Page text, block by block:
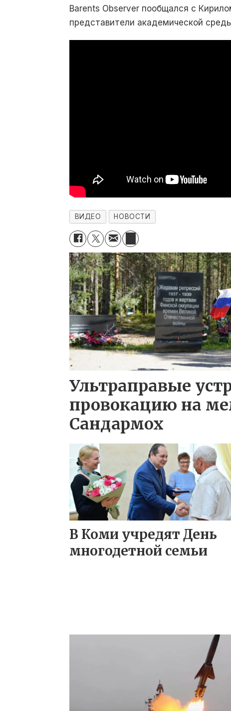
Barents Observer пообщался с
представители академической
ВИДЕО НОВОСТИ
Ультраправые
провокацию на
Сандармох
В Коми учредят День
многодетной семьи